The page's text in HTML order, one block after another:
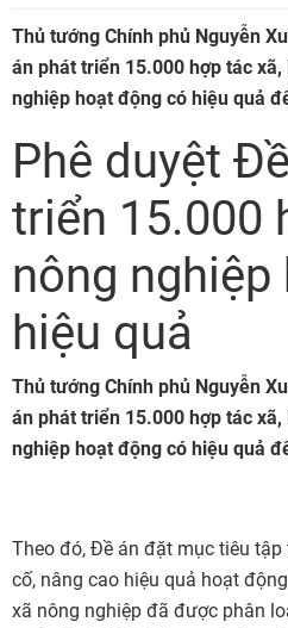
Thủ tướng Chính phủ Nguyễn
án phát triển 15.000 hợp tác
nghiệp hoạt động có hiệu quả
Phê duyệt
triển 15.000
nông
hiệu quả
Thủ tướng Chính phủ Nguyễn
án phát triển 15.000 hợp tác
nghiệp hoạt động có hiệu quả
Theo đó, Đề án đặt mục tiêu
cố, nâng cao hiệu quả hoạt
xã nông nghiệp đã được phân